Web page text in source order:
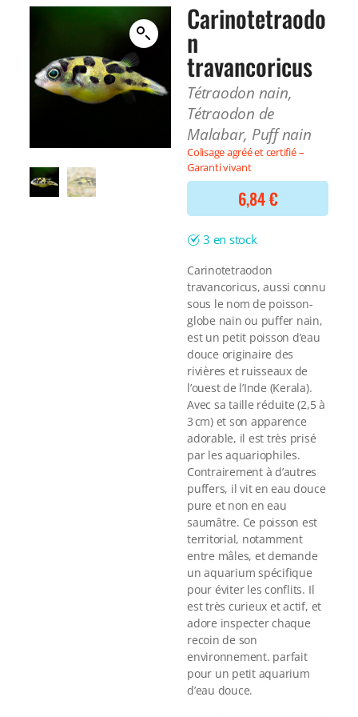
BONNES AFFAIRES
Voir tout
DERNIERS ARRIVAGES
Voir tout
Filtre interne
Voir tout
NOURRITURE
Nourriture Lyophilisée
Nourriture sèche
Nourriture vivante
Spéciale herbivores
Spécifique
Voir tout
Additifs
Engrais
Voir tout
BONNES AFFAIRES
Voir tout
DERNIERS ARRIVAGES
Voir tout
Carinotetraodo
n
travancoricus
Tétraodon nain,
Tétraodon de
Malabar, Puff nain
Colisage agréé et certifié –
Garanti vivant
6,84€
3 en stock
Carinotetraodon
travancoricus, aussi connu
sous le nom de poisson-
globe nain ou puffer nain,
est un petit poisson d’eau
douce originaire des
rivières et ruisseaux de
l’ouest de l’Inde (Kerala).
Avec sa taille réduite (2,5 à
3 cm) et son apparence
adorable, il est très prisé
par les aquariophiles.
Contrairement à d’autres
puffers, il vit en eau douce
pure et non en eau
saumâtre. Ce poisson est
territorial, notamment
entre mâles, et demande
un aquarium spécifique
pour éviter les conflits. Il
est très curieux et actif, et
adore inspecter chaque
recoin de son
environnement. parfait
pour un petit aquarium
d’eau douce.